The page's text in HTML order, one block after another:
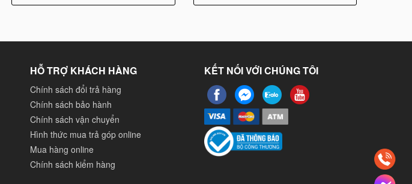
HỖ TRỢ KHÁCH HÀNG
Chính sách đổi trả hàng
Chính sách bảo hành
Chính sách vận chuyển
Hình thức mua trả góp online
Mua hàng online
Chính sách kiểm hàng
KẾT NỐI VỚI CHÚNG TÔI